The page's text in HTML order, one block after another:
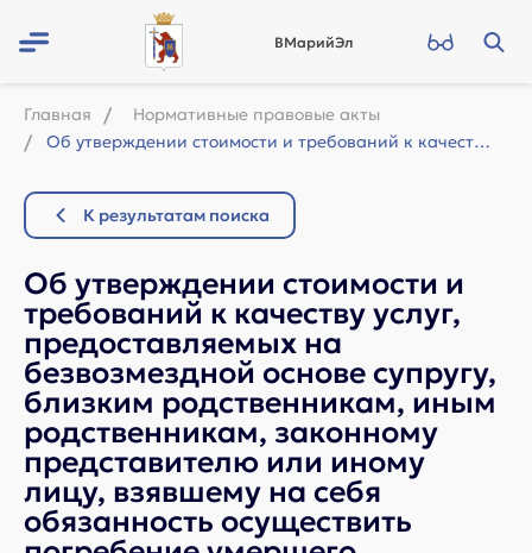
ВМарийЭл
Главная
Нормативные правовые акты
Об утверждении стоимости и требований к качеству услуг, предоставляемых на безв...
К результатам поиска
Об утверждении стоимости и
требований к качеству услуг,
предоставляемых на
безвозмездной основе супругу,
близким родственникам, иным
родственникам, законному
представителю или иному
лицу, взявшему на себя
обязанность осуществить